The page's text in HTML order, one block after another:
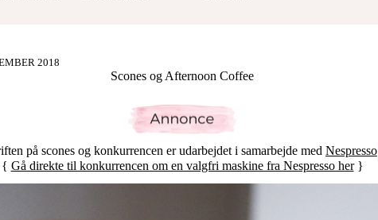
2018
Scones og Afternoon Coffee
på scones og konkurrencen er udarbejdet i samarbejde med Nespresso
{ Gå direkte til konkurrencen om en valgfri maskine fra Nespresso her}